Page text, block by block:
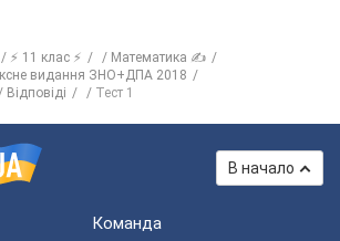
⚡ 11 клас ⚡
Математика ✍
видання ЗНО+ДПА 2018
Відповіді Тест 1
В начало
Команда